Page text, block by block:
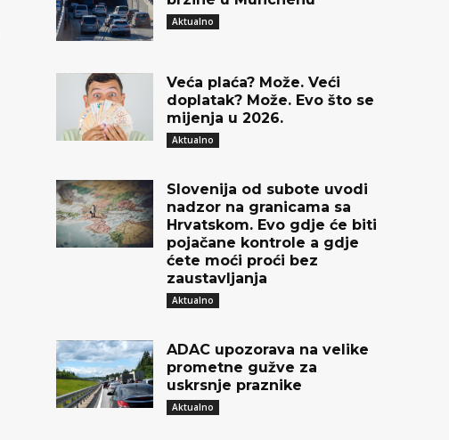
Aktualno
Veća plaća? Može. Veći
doplatak? Može. Evo što se
mijenja u 2026.
Aktualno
Slovenija od subote uvodi
nadzor na granicama sa
Hrvatskom. Evo gdje će biti
pojačane kontrole a gdje
ćete moći proći bez
zaustavljanja
Aktualno
ADAC upozorava na velike
prometne gužve za
uskrsnje praznike
Aktualno